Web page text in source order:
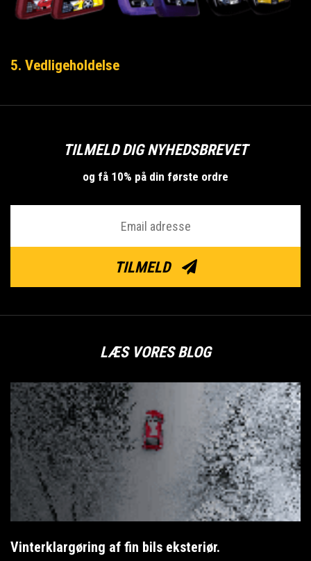
5. Vedligeholdelse
TILMELD DIG NYHEDSBREVET
og få 10% på din første ordre
TILMELD
LÆS VORES BLOG
Vinterklargøring af fin bils eksteriør.